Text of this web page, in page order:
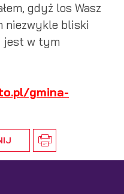
gdyż los Wasz
niezwykle bliski
jest w tym
gmina-